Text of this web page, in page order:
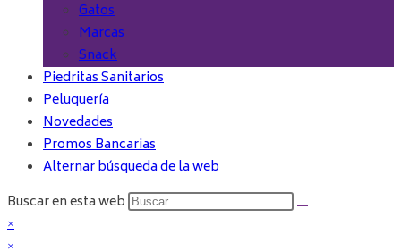
Gatos
Marcas
Snack
Piedritas Sanitarios
Peluquería
Novedades
Promos Bancarias
Alternar búsqueda de la web
Buscar en esta web
×